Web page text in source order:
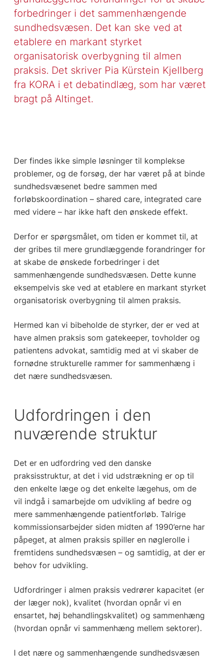
forbedringer i det sammenhængende
sundhedsvæsen. Det kan ske ved at
etablere en markant styrket
organisatorisk overbygning til almen
praksis. Det skriver Pia Kürstein Kjellberg
fra KORA i et debatindlæg, som har været
bragt på Altinget.
Der findes ikke simple løsninger til komplekse
problemer, og de forsøg, der har været på at binde
sundhedsvæsenet bedre sammen med
forløbskoordination – shared care, integrated care
med videre – har ikke haft den ønskede effekt.
Derfor er spørgsmålet, om tiden er kommet til, at
der gribes til mere grundlæggende forandringer for
at skabe de ønskede forbedringer i det
sammenhængende sundhedsvæsen. Dette kunne
eksempelvis ske ved at etablere en markant styrket
organisatorisk overbygning til almen praksis.
Hermed kan vi bibeholde de styrker, der er ved at
have almen praksis som gatekeeper, tovholder og
patientens advokat, samtidig med at vi skaber de
fornødne strukturelle rammer for sammenhæng i
det nære sundhedsvæsen.
Udfordringen i den
nuværende struktur
Det er en udfordring ved den danske
praksisstruktur, at det i vid udstrækning er op til
den enkelte læge og det enkelte lægehus, om de
vil indgå i samarbejde om udvikling af bedre og
mere sammenhængende patientforløb. Talrige
kommissionsarbejder siden midten af 1990’erne har
påpeget, at almen praksis spiller en nøglerolle i
fremtidens sundhedsvæsen – og samtidig, at der er
behov for udvikling.
Udfordringer i almen praksis vedrører kapacitet (er
der læger nok), kvalitet (hvordan opnår vi en
ensartet, høj behandlingskvalitet) og sammenhæng
(hvordan opnår vi sammenhæng mellem sektorer).
I det nære og sammenhængende sundhedsvæsen